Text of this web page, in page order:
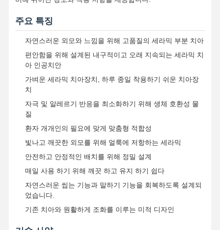
홈
주요 특징
자연스러운 외모와 느낌을 위해 고품질의 세라믹 부분 치아
편안함을 위해 설계된 내구적이고 오래 지속되는 세라믹 치
아 인공치안
가벼운 세라믹 치아장치, 하루 종일 착용하기 쉬운 치아장
치
자극 및 알레르기 반응을 최소화하기 위해 생체 호환성 물
질
환자 개개인의 필요에 맞게 맞춤형 적합성
빛나고 깨끗한 외모를 위해 얼룩에 저항하는 세라믹
안전하고 안정적인 배치를 위해 정밀 설계
매일 사용 하기 위해 깨끗 하고 유지 하기 쉽다
자연스러운 씹는 기능과 말하기 기능을 회복하도록 설계되
었습니다.
기존 치아와 원활하게 조화를 이루는 미적 디자인